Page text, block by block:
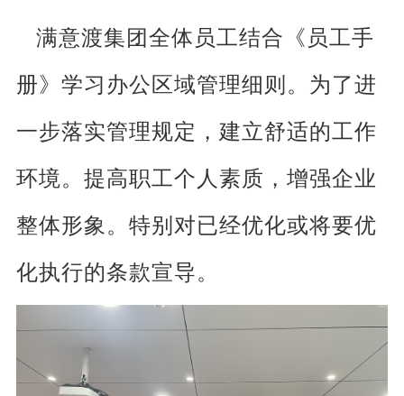
满意渡集团全体员工结合《员工手
册》学习办公区域管理细则。为了进
一步落实管理规定，建立舒适的工作
环境。提高职工个人素质，增强企业
整体形象。特别对已经优化或将要优
化执行的条款宣导。